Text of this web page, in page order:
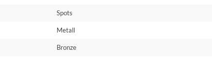
Spots
Metall
Bronze